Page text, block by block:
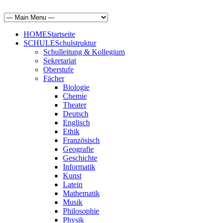
HOMEStartseite
SCHULESchulstruktur
Schulleitung & Kollegium
Sekretariat
Oberstufe
Fächer
Biologie
Chemie
Theater
Deutsch
Englisch
Ethik
Französisch
Geografie
Geschichte
Informatik
Kunst
Latein
Mathematik
Musik
Philosophie
Physik